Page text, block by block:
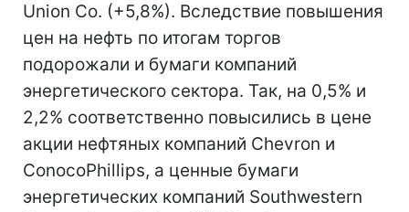
Union Co. (+5,8%). Вследствие повышения
цен на нефть по итогам торгов
подорожали и бумаги компаний
энергетического сектора. Так, на 0,5% и
2,2% соответственно повысились в цене
акции нефтяных компаний Chevron и
ConocoPhillips, а ценные бумаги
энергетических компаний Southwestern